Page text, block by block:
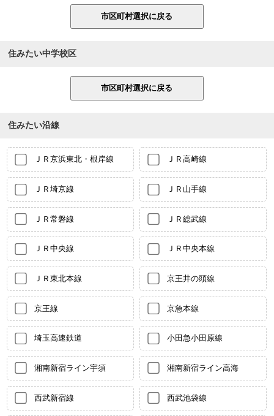
住みたい中学校区
住みたい沿線
ＪＲ京浜東北・根岸線 ＪＲ高崎線
ＪＲ埼京線 ＪＲ山手線
ＪＲ常磐線 ＪＲ総武線
ＪＲ中央線 ＪＲ中央本線
ＪＲ東北本線 京王井の頭線
京王線 京急本線
埼玉高速鉄道 小田急小田原線
湘南新宿ライン宇須 湘南新宿ライン高海
西武新宿線 西武池袋線